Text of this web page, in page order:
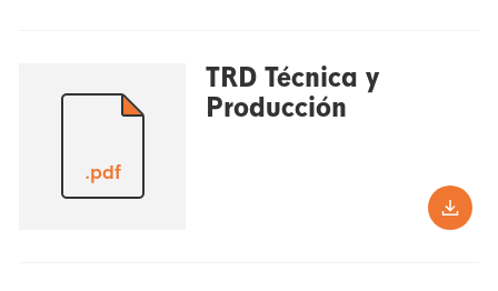
.pdf
TRD Técnica y
Producción